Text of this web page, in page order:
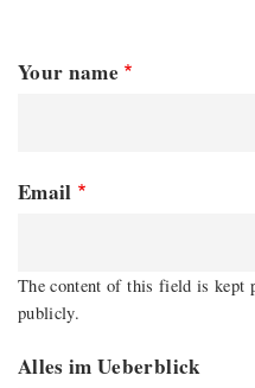
Your name
Email
The content of this field is kept
publicly.
Alles im Ueberblick